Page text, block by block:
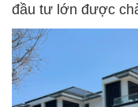
đầu tư lớn được